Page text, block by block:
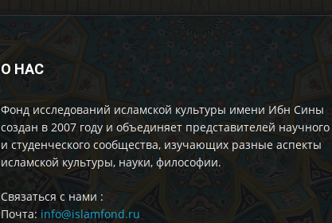
О НАС
Фонд исследований исламской культуры имени Ибн Сины
создан в 2007 году и объединяет представителей научного
и студенческого сообщества, изучающих разные аспекты
исламской культуры, науки, философии.
Cвязаться с нами :
Почта: info@islamfond.ru